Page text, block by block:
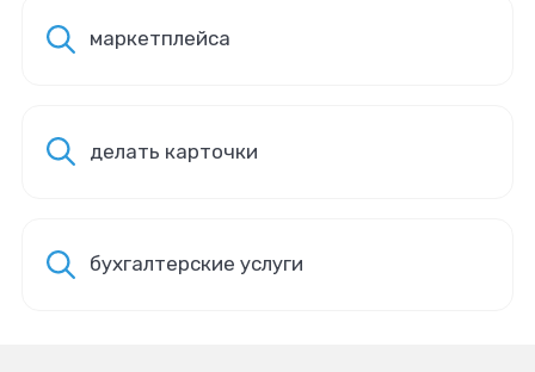
маркетплейса
делать карточки
бухгалтерские услуги